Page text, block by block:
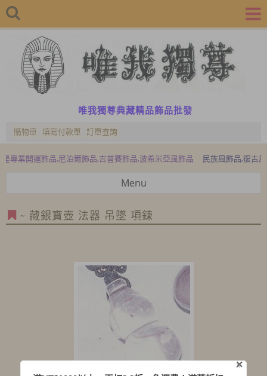
唯我獨尊典藏精品飾品批發
購物車 填寫付款單 訂單查詢
運飾品,尼泊爾飾品,吉普賽飾品,波希米亞風飾品 民族風飾品,復古風飾品,
Menu
~ 藏銀寶壺 法器 吊墜 項鍊
×
X